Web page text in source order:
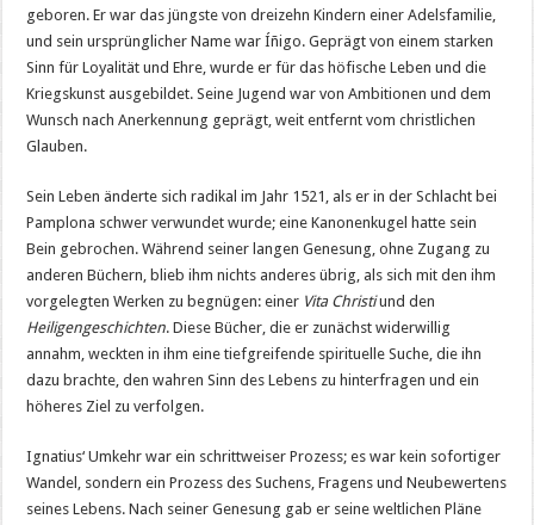
geboren. Er war das jüngste von dreizehn Kindern einer Adelsfamilie,
und sein ursprünglicher Name war Íñigo. Geprägt von einem starken
Sinn für Loyalität und Ehre, wurde er für das höfische Leben und die
Kriegskunst ausgebildet. Seine Jugend war von Ambitionen und dem
Wunsch nach Anerkennung geprägt, weit entfernt vom christlichen
Glauben.
Sein Leben änderte sich radikal im Jahr 1521, als er in der Schlacht bei
Pamplona schwer verwundet wurde; eine Kanonenkugel hatte sein
Bein gebrochen. Während seiner langen Genesung, ohne Zugang zu
anderen Büchern, blieb ihm nichts anderes übrig, als sich mit den ihm
vorgelegten Werken zu begnügen: einer Vita Christiund den
Heiligengeschichten. Diese Bücher, die er zunächst widerwillig
annahm, weckten in ihm eine tiefgreifende spirituelle Suche, die ihn
dazu brachte, den wahren Sinn des Lebens zu hinterfragen und ein
höheres Ziel zu verfolgen.
Ignatius‘ Umkehr war ein schrittweiser Prozess; es war kein sofortiger
Wandel, sondern ein Prozess des Suchens, Fragens und Neubewertens
seines Lebens. Nach seiner Genesung gab er seine weltlichen Pläne